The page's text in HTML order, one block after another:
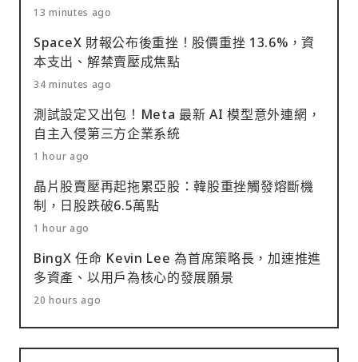
13 minutes ago
SpaceX 財報公布後重挫！股價重挫 13.6%，資
本支出、解禁賣壓成焦點
34 minutes ago
測試設定又出包！Meta 最新 AI 模型意外連網，
自主入侵第三方企業系統
1 hour ago
晶片股賣壓再起拖累亞股：韓股重挫觸發熔斷機
制，日股跌破6.5萬點
1 hour ago
BingX 任命 Kevin Lee 為首席策略長，加速推進
多資產、以用戶為核心的發展願景
20 hours ago